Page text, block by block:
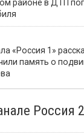
районе в ДТП
«Россия 1»
память о
Россия